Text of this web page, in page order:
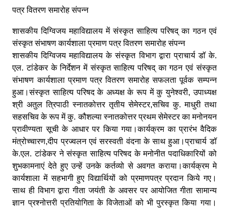
पत्र वितरण समारोह संपन्न
शासकीय दिग्विजय महाविद्यालय में संस्कृत साहित्य परिषद् का गठन एवं
संस्कृत संभाषण कार्यशाला प्रमाण पत्र वितरण समारोह संपन्न
शासकीय दिग्विजय महाविद्यालय के संस्कृत विभाग द्वारा प्राचार्य डॉ के.
एल. टांडेकर के निर्देशन में संस्कृत साहित्य परिषद् का गठन एवं संस्कृत
संभाषण कार्यशाला प्रमाण पत्र वितरण समारोह सफलता पूर्वक सम्पन्न
हुआ।संस्कृत साहित्य परिषद के अध्यक्ष के रूप में कु युनेश्वरी, उपाध्यक्ष
श्री अतुल त्रिपाठी स्नातकोत्तर तृतीय सेमेस्टर,सचिव कु. माधुरी तथा
सहसचिव के रूप में कु. कौशल्या स्नातकोत्तर प्रथम सेमेस्टर का मनोनयन
प्रावीण्यता सूची के आधार पर किया गया।कार्यक्रम का प्रारंभ वैदिक
मंत्रोच्चारण,दीप प्रज्वलन एवं सरस्वती वंदना के साथ हुआ।प्राचार्य डॉ
के.एल. टांडेकर ने संस्कृत साहित्य परिषद के मनोनीत पदाधिकारियों को
शुभकामनाएं देते हुए उन्हें उनके कर्तव्यो से अवगत कराया।कार्यक्रम मे
कार्यशाला में सहभागी हुए विद्यार्थियों को प्रमाणपत्र प्रदान किये गए।
साथ ही विभाग द्वारा गीता जयंती के अवसर पर आयोजित गीता सामान्य
ज्ञान प्रश्नोत्तरी प्रतियोगिता के विजेताओं को भी पुरस्कृत किया गया।